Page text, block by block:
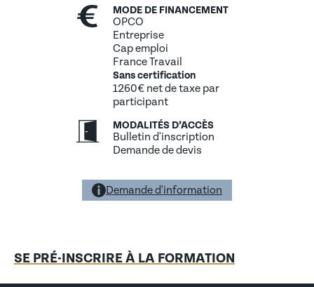
Créer des matériaux Cycles
Utiliser des textures
Effectuer un rendu
5. 3D - JEUX VIDEO - ANIMATIONS
Exporter pour l'impression 3D
Gérer les matériaux et les lampes pour le jeu vidéo
6. CARTOONS - INCRUSTATIONS - EFFETS PHYSIQUES
MODE DE FINANCEMENT
OPCO
Entreprise
Cap emploi
France Travail
Sans certification
1260€ net de taxe par
participant
MODALITÉS D’ACCÈS
Bulletin d'inscription
Demande de devis
Demande d'information
SE PRÉ-INSCRIRE À LA FORMATION